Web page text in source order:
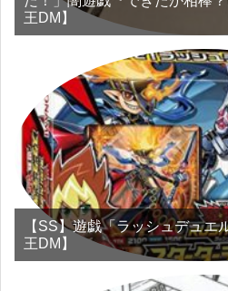
王DM】
【SS】遊戯「ラッシュデュエ
王DM】